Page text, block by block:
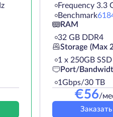
Frequency 3.3
Benchmark
RAM
32 GB DDR4
Storage (Max
1 х 250GB SSD
Port/
1Gbps/30 TB
€56/
Заказать